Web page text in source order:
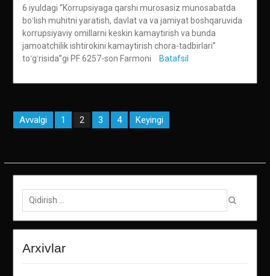
6 iyuldagi “Korrupsiyaga qarshi murosasiz munosabatda
boʻlish muhitni yaratish, davlat va va jamiyat boshqaruvida
korrupsiyaviy omillarni keskin kamaytirish va bunda
jamoatchilik ishtirokini kamaytirish chora-tadbirlari”
toʻgʻrisida”gi PF 6257-son Farmoni
Batafsil
Maqolalar
bo‘yicha
Avvalgi 1 2 3 4 Keyingi
Qidirish:
Arxivlar